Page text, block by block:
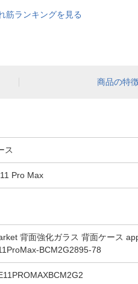
筋ランキングを見る
商品の特
ス
Pro Max
背面強化ガラス 背面ケース
BCM2G2895-78